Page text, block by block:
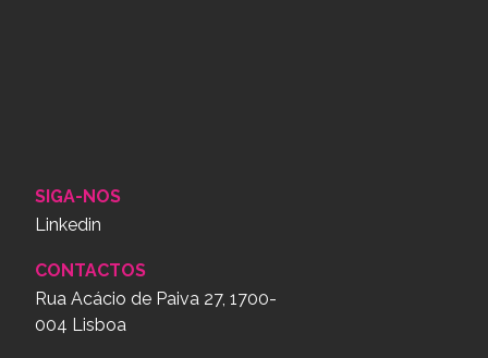
SIGA-NOS
Linkedin
CONTACTOS
Rua Acácio de Paiva 27, 1700-
004 Lisboa